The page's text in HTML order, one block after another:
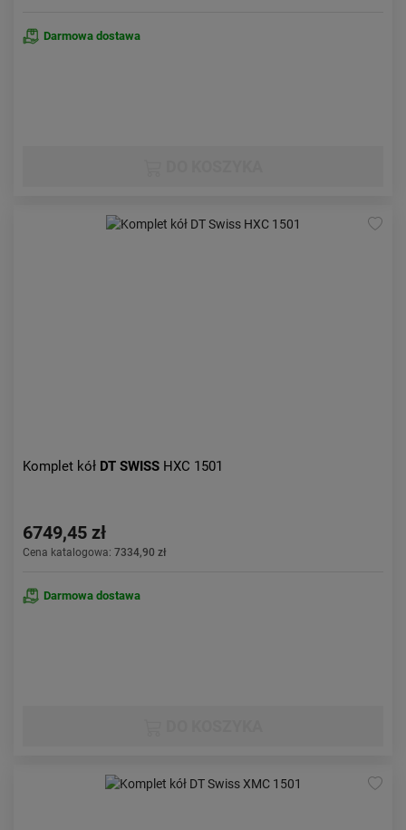
Darmowa dostawa
Komplet kół DT SWISS HXC 1501
6749,45 zł
Cena katalogowa: 7334,90 zł
Darmowa dostawa